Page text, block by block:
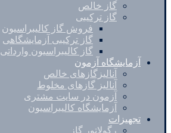
گاز خالص
گاز ترکیبی
فروش گاز کالیبراسیون
گاز ترکیبی آزمایشگاهی
گاز کالیبراسیون وارداتی
آزمایشگاه آزمون
آنالیزگازهای خالص
آنالیز گازهای مخلوط
آزمون در سایت مشتری
آزمایشگاه کالیبراسیون
تجهیزات
رگولاتور گاز